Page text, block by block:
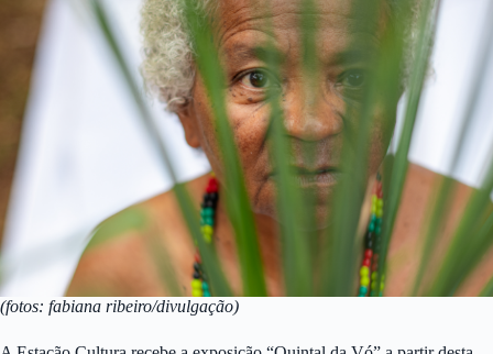
(fotos: fabiana ribeiro/divulgação)